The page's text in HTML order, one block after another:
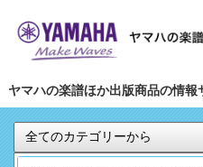
ヤマハの楽譜ほか出版商品の情報